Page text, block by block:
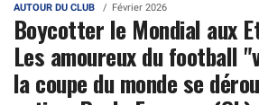
AUTOUR DU CLUB Février 2026
Boycotter le Mondial aux
Les amoureux du football
la coupe du monde se